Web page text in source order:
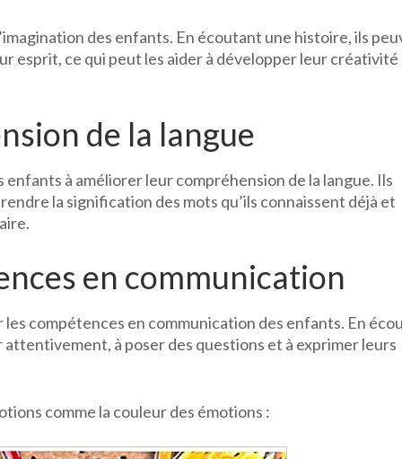
des enfants. En écoutant une histoire, ils
esprit, ce qui peut les aider à développer leur
de la langue
enfants à améliorer leur compréhension de la langue. Ils
la signification des mots qu’ils connaissent déjà et
en communication
compétences en communication des enfants. En
à poser des questions et à exprimer leurs
comme la couleur des émotions :